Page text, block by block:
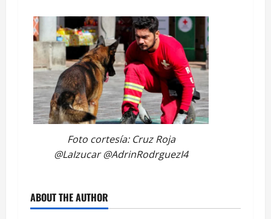
Foto cortesía: Cruz Roja
@LaIzucar @AdrinRodrguezI4
ABOUT THE AUTHOR